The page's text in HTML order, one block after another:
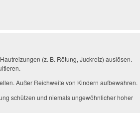
(z. B. Rötung, Juckreiz) auslösen.
Außer Reichweite von Kindern aufbewahren.
schützen und niemals ungewöhnlicher hoher